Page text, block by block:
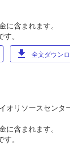
に含まれます。
。
download 全文ダウン
オリソースセンタ
に含まれます。
。